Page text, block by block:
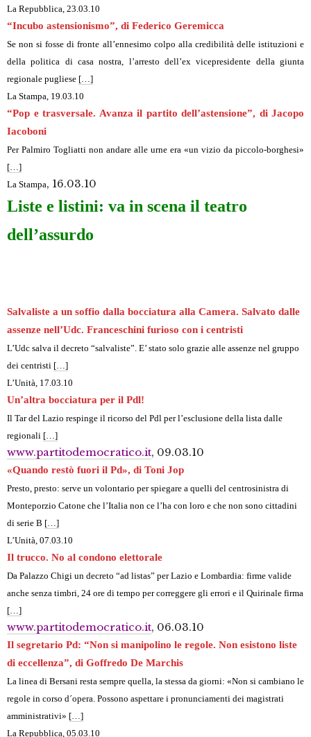
La Repubblica, 23.03.10
“Incubo astensionismo”, di Federico Geremicca
Se non si fosse di fronte all’ennesimo colpo alla credibilità delle istituzioni e
della politica di casa nostra, l’arresto dell’ex vicepresidente della giunta
regionale pugliese […]
La Stampa, 19.03.10
“Pop e trasversale. Avanza il partito dell’astensione”, di Jacopo
Iacoboni
Per Palmiro Togliatti non andare alle urne era «un vizio da piccolo-borghesi»
[…]
La Stampa, 16.03.10
Liste e listini: va in scena il teatro
dell’assurdo
Salvaliste a un soffio dalla bocciatura alla Camera. Salvato dalle
assenze nell’Udc. Franceschini furioso con i centristi
L’Udc salva il decreto “salvaliste”. E’ stato solo grazie alle assenze nel gruppo
dei centristi […]
L’Unità, 17.03.10
Un’altra bocciatura per il Pdl!
Il Tar del Lazio respinge il ricorso del Pdl per l’esclusione della lista dalle
regionali […]
www.partitodemocratico.it, 09.03.10
«Quando restò fuori il Pd», di Toni Jop
Presto, presto: serve un volontario per spiegare a quelli del centrosinistra di
Monteporzio Catone che l’Italia non ce l’ha con loro e che non sono cittadini
di serie B […]
L’Unità, 07.03.10
Il trucco. No al condono elettorale
Da Palazzo Chigi un decreto “ad listas” per Lazio e Lombardia: firme valide
anche senza timbri, 24 ore di tempo per correggere gli errori e il Quirinale firma
[…]
www.partitodemocratico.it, 06.03.10
Il segretario Pd: “Non si manipolino le regole. Non esistono liste
di eccellenza”, di Goffredo De Marchis
La linea di Bersani resta sempre quella, la stessa da giorni: «Non si cambiano le
regole in corso d´opera. Possono aspettare i pronunciamenti dei magistrati
amministrativi» […]
La Repubblica, 05.03.10